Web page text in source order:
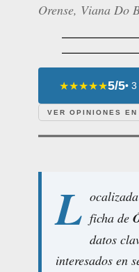
Orense, Viana Do
★★★★★5/5•
VER OPINIONES EN
L ficha de
datos
interesados en